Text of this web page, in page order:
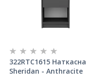
322RTC1615 Наткасна
Sheridan - Anthracite